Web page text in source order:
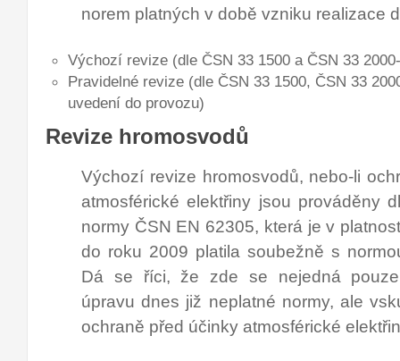
norem platných v době vzniku realizace
Výchozí revize (dle ČSN 33 1500 a ČSN 33
Pravidelné revize (dle ČSN 33 1500, ČSN 33
uvedení do provozu)
Revize hromosvodů
Výchozí revize hromosvodů, nebo-li
atmosférické elektřiny jsou prováděny
normy ČSN EN 62305, která je v
do roku 2009 platila soubežně s
Dá se říci, že zde se nejedná
úpravu dnes již neplatné normy, ale
ochraně před účinky atmosférické